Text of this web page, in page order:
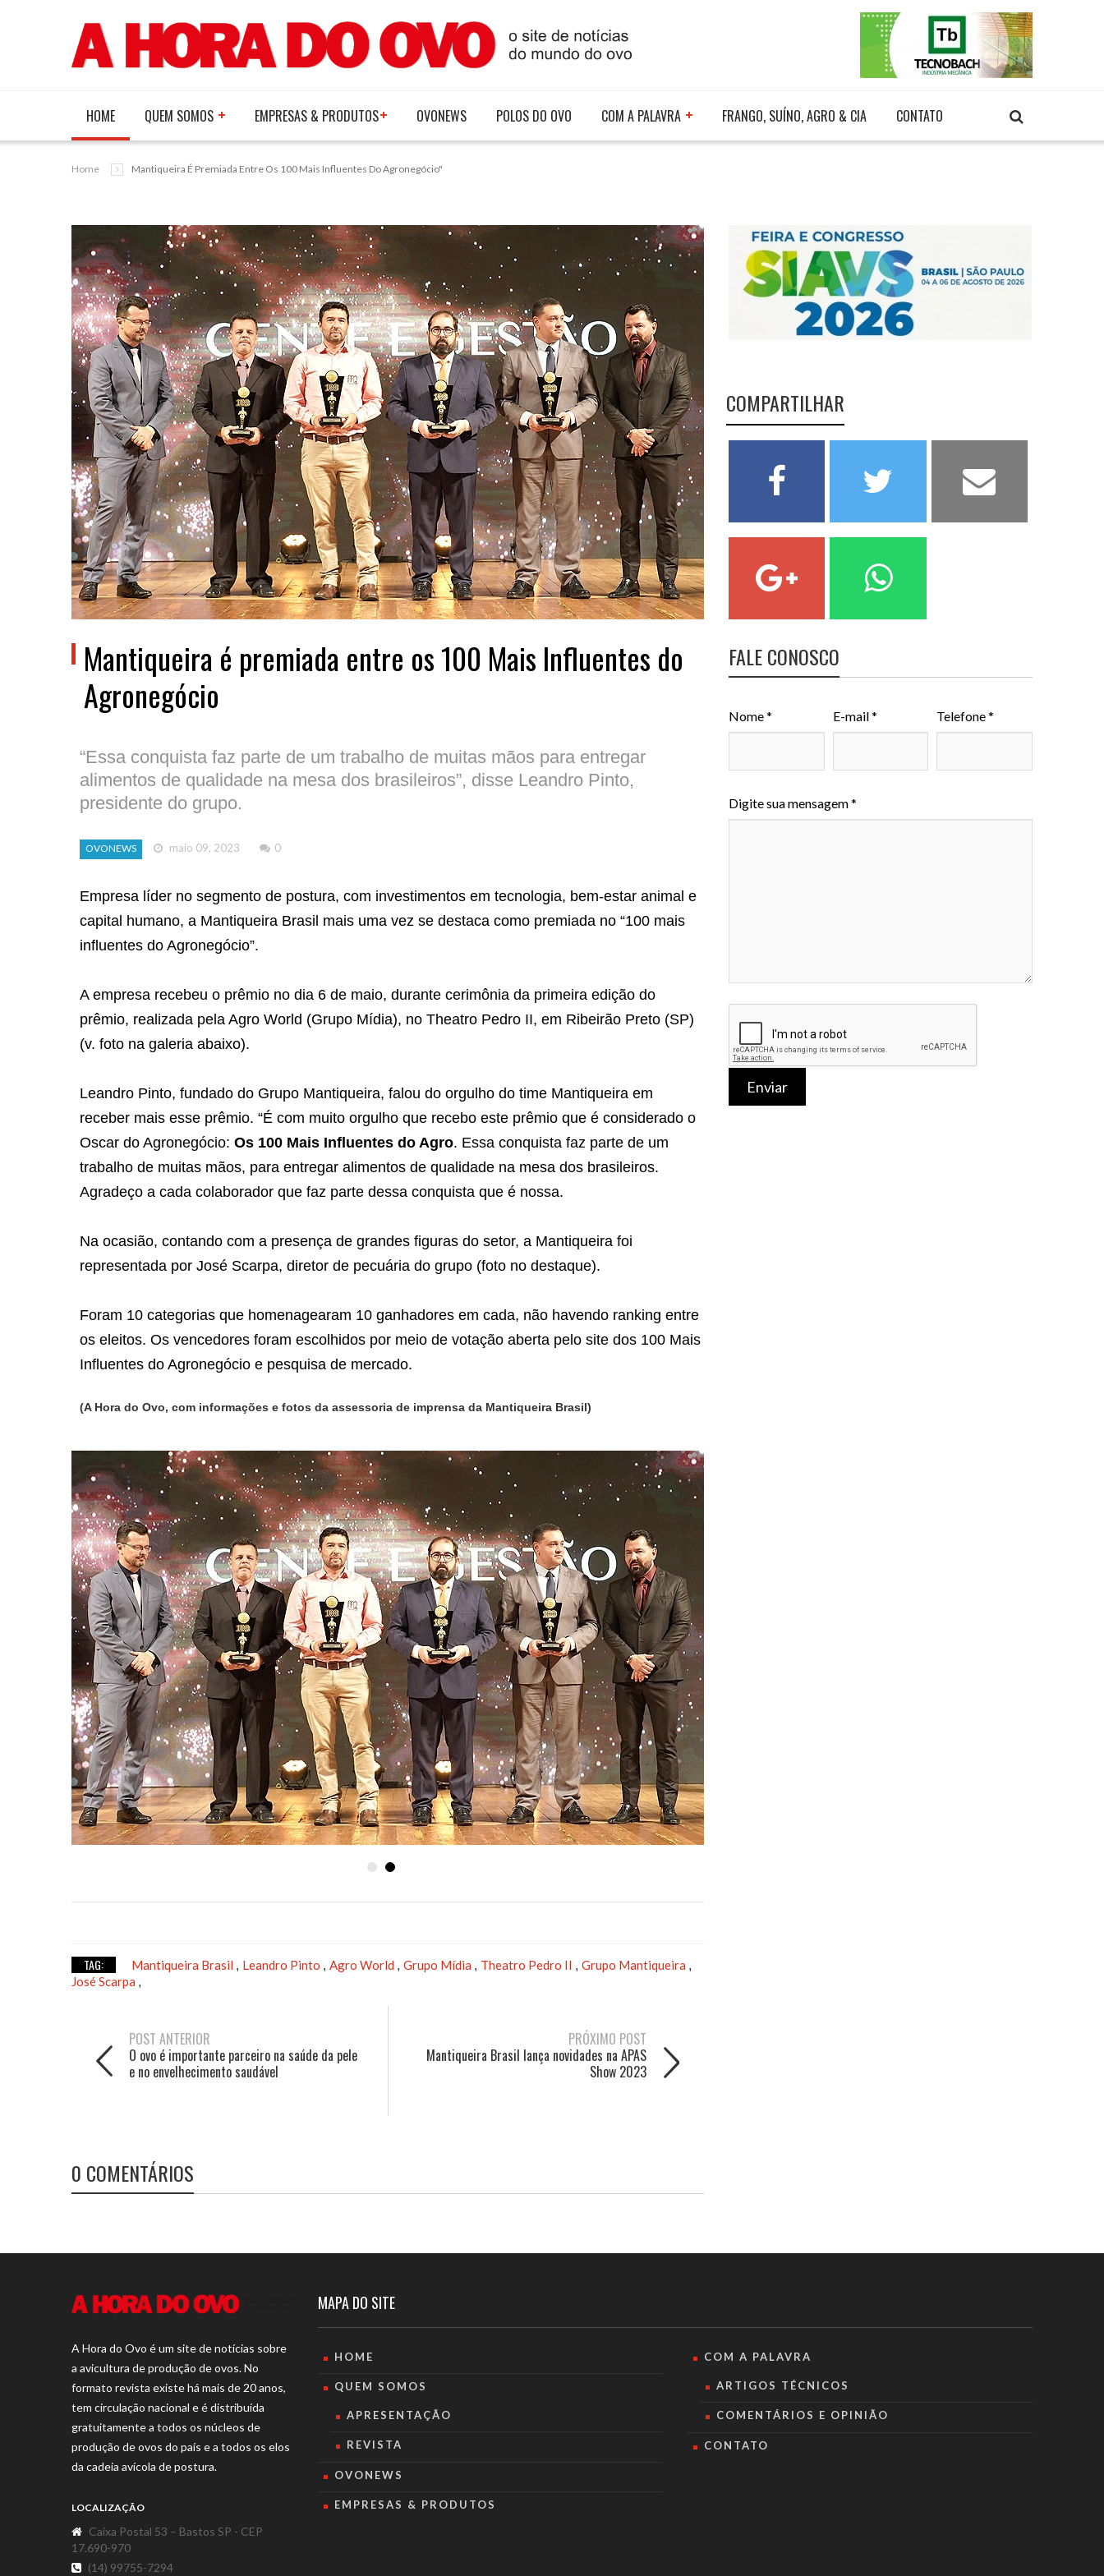
HOME QUEM SOMOS EMPRESAS & PRODUTOS OVONEWS POLOS DO OVO COM A PALAVRA FRANGO, SUÍNO, AGRO & CIA CONTATO
Home Mantiqueira É Premiada Entre Os 100 Mais Influentes Do Agronegócio"
Mantiqueira é premiada entre os 100 Mais Influentes do
Agronegócio
“Essa conquista faz parte de um trabalho de muitas mãos para entregar
alimentos de qualidade na mesa dos brasileiros”, disse Leandro Pinto,
presidente do grupo.
OVONEWS maio 09, 2023 0
Empresa líder no segmento de postura, com investimentos em tecnologia, bem-estar animal e
capital humano, a Mantiqueira Brasil mais uma vez se destaca como premiada no “100 mais
influentes do Agronegócio”.
A empresa recebeu o prêmio no dia 6 de maio, durante cerimônia da primeira edição do
prêmio, realizada pela Agro World (Grupo Mídia), no Theatro Pedro II, em Ribeirão Preto (SP)
(v. foto na galeria abaixo).
Leandro Pinto, fundado do Grupo Mantiqueira, falou do orgulho do time Mantiqueira em
receber mais esse prêmio. “É com muito orgulho que recebo este prêmio que é considerado o
Oscar do Agronegócio: Os 100 Mais Influentes do Agro. Essa conquista faz parte de um
trabalho de muitas mãos, para entregar alimentos de qualidade na mesa dos brasileiros.
Agradeço a cada colaborador que faz parte dessa conquista que é nossa.
Na ocasião, contando com a presença de grandes figuras do setor, a Mantiqueira foi
representada por José Scarpa, diretor de pecuária do grupo (foto no destaque).
Foram 10 categorias que homenagearam 10 ganhadores em cada, não havendo ranking entre
os eleitos. Os vencedores foram escolhidos por meio de votação aberta pelo site dos 100 Mais
Influentes do Agronegócio e pesquisa de mercado.
(A Hora do Ovo, com informações e fotos da assessoria de imprensa da Mantiqueira Brasil)
TAG: Mantiqueira Brasil , Leandro Pinto , Agro World , Grupo Mídia , Theatro Pedro II , Grupo Mantiqueira ,
José Scarpa ,
POST ANTERIOR
O ovo é importante parceiro na saúde da pele
e no envelhecimento saudável
PRÓXIMO POST
Mantiqueira Brasil lança novidades na APAS
Show 2023
0 COMENTÁRIOS
COMPARTILHAR
FALE CONOSCO
Nome * E-mail * Telefone *
Digite sua mensagem *
Enviar
A Hora do Ovo é um site de notícias sobre
a avicultura de produção de ovos. No
formato revista existe há mais de 20 anos,
tem circulação nacional e é distribuída
gratuitamente a todos os núcleos de
produção de ovos do país e a todos os elos
da cadeia avícola de postura.
LOCALIZAÇÃO
Caixa Postal 53 – Bastos SP - CEP
17.690-970
(14) 99755-7294
MAPA DO SITE
HOME
QUEM SOMOS
APRESENTAÇÃO
REVISTA
OVONEWS
EMPRESAS & PRODUTOS
COM A PALAVRA
ARTIGOS TÉCNICOS
COMENTÁRIOS E OPINIÃO
CONTATO